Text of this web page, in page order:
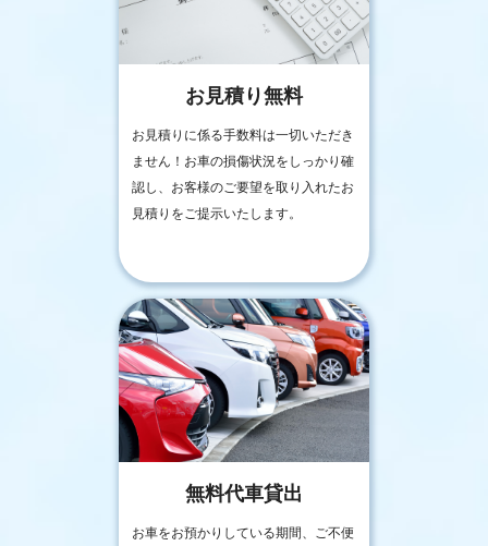
お見積り無料
お見積りに係る手数料は一切いただき
ません！お車の損傷状況をしっかり確
認し、お客様のご要望を取り入れたお
見積りをご提示いたします。
無料代車貸出
お車をお預かりしている期間、ご不便